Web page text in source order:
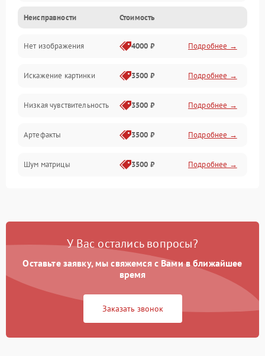
Неисправности сенсора и оптики
Программные ошибки
Электропитание
Измерения
Матрица
Проблемы питания
Проблемы с объективом
Неисправности Стоимость
Нет изображения 4000 ₽ Подробнее →
Искажение картинки 3500 ₽ Подробнее →
Низкая чувствительность 3500 ₽ Подробнее →
Артефакты 3500 ₽ Подробнее →
Шум матрицы 3500 ₽ Подробнее →
У Вас остались вопросы?
Оставьте заявку, мы свяжемся с Вами в ближайшее
время
Заказать звонок